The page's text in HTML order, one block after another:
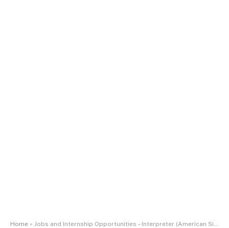
Home » Jobs and Internship Opportunities – Interpreter (American Sign Language)